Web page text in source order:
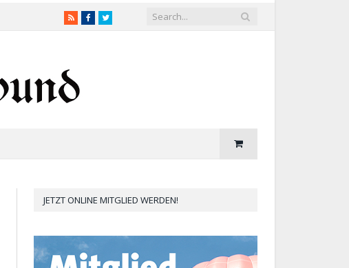
RSSFacebookTwitter
JETZT ONLINE MITGLIED WERDEN!